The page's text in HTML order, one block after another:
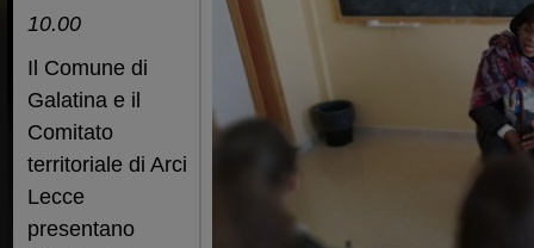
10.00
Il Comune di
Galatina e il
Comitato
territoriale di Arci
Lecce
presentano